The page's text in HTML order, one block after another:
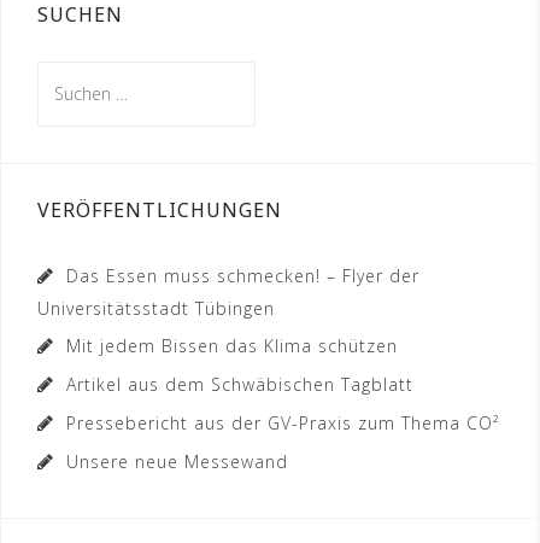
SUCHEN
nach:
VERÖFFENTLICHUNGEN
Das Essen muss schmecken! – Flyer der
Universitätsstadt Tübingen
Mit jedem Bissen das Klima schützen
Artikel aus dem Schwäbischen Tagblatt
Pressebericht aus der GV-Praxis zum Thema CO²
Unsere neue Messewand